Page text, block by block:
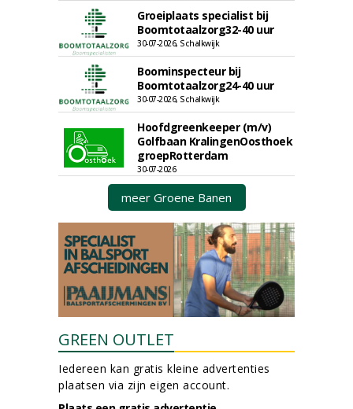
Groeiplaats specialist bij
Boomtotaalzorg32-40 uur
30-07-2026, Schalkwijk
Boominspecteur bij
Boomtotaalzorg24-40 uur
30-07-2026, Schalkwijk
Hoofdgreenkeeper (m/v)
Golfbaan KralingenOosthoek
groepRotterdam
30-07-2026
meer Groene Banen
GREEN OUTLET
Iedereen kan gratis kleine advertenties
plaatsen via zijn eigen account.